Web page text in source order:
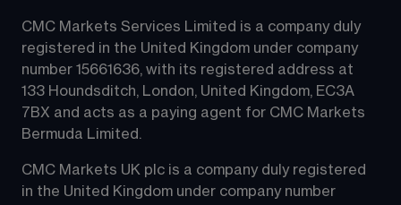
CMC Markets Services Limited is a company duly
registered in the United Kingdom under company
number 15661636, with its registered address at
133 Houndsditch, London, United Kingdom, EC3A
7BX and acts as a paying agent for CMC Markets
Bermuda Limited.
CMC Markets UK plc is a company duly registered
in the United Kingdom under company number